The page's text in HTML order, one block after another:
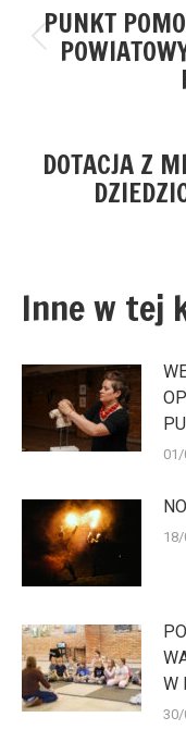
PUNKT
DOTACJA Z
Inne w tej
W
30/